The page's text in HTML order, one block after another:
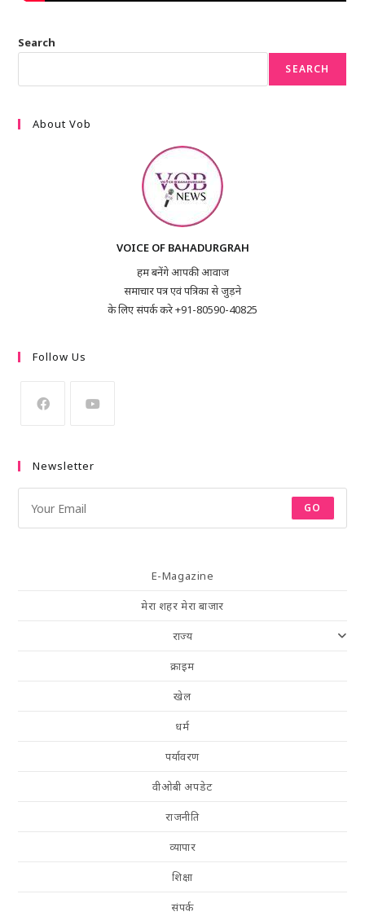
Search
SEARCH
About Vob
VOICE OF BAHADURGRAH
हम बनेंगे आपकी आवाज
समाचार पत्र एवं पत्रिका से जुड़ने
के लिए संपर्क करे +91-80590-40825
Follow Us
Newsletter
GO
E-Magazine
मेरा शहर मेरा बाजार
राज्य
क्राइम
खेल
धर्म
पर्यावरण
वीओबी अपडेट
राजनीति
व्यापार
शिक्षा
संपर्क